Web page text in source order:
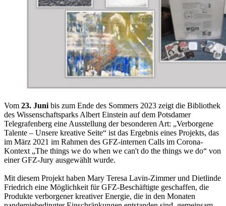
Vom 23. Juni bis zum Ende des Sommers 2023 zeigt die Bibliothek
des Wissenschaftsparks Albert Einstein auf dem Potsdamer
Telegrafenberg eine Ausstellung der besonderen Art: „Verborgene
Talente – Unsere kreative Seite“ ist das Ergebnis eines Projekts, das
im März 2021 im Rahmen des GFZ-internen Calls im Corona-
Kontext „The things we do when we can't do the things we do“ von
einer GFZ-Jury ausgewählt wurde.
Mit diesem Projekt haben Mary Teresa Lavin-Zimmer und Dietlinde
Friedrich eine Möglichkeit für GFZ-Beschäftigte geschaffen, die
Produkte verborgener kreativer Energie, die in den Monaten